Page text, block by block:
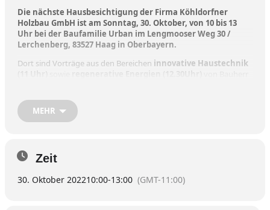
Die nächste Hausbesichtigung der Firma Köhldorfner
Holzbau GmbH ist am Sonntag, 30. Oktober, von 10 bis 13
Uhr bei der Baufamilie Urban im Lengmooser Weg 30 /
Lerchenberg, 83527 Haag in Oberbayern.
Dort sind Vorträge aus den Bereichen innovative Haustechnik
Das Beraterteam der Firma Köhldorfner steht an diesem Tag für
Und auch die Firma Pflügl Haustechnik aus Gars am Inn ist mit
MEHR
Zeit
30. Oktober 202210:00-13:00 (GMT-11:00)